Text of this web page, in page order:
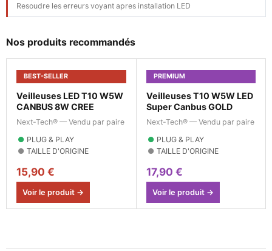
Resoudre les erreurs voyant apres installation LED
Nos produits recommandés
BEST-SELLER
Veilleuses LED T10 W5W
CANBUS 8W CREE
Next-Tech® — Vendu par paire
● PLUG & PLAY
● TAILLE D'ORIGINE
15,90 €
Voir le produit →
PREMIUM
Veilleuses T10 W5W LED
Super Canbus GOLD
Next-Tech® — Vendu par paire
● PLUG & PLAY
● TAILLE D'ORIGINE
17,90 €
Voir le produit →